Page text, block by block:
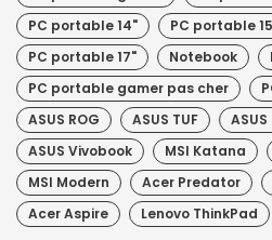
PC portable 14"
PC portable
PC portable 17"
Notebook
PC portable gamer pas cher
ASUS ROG
ASUS TUF
ASUS Vivobook
MSI Katana
MSI Modern
Acer Predator
Acer Aspire
Lenovo ThinkPad